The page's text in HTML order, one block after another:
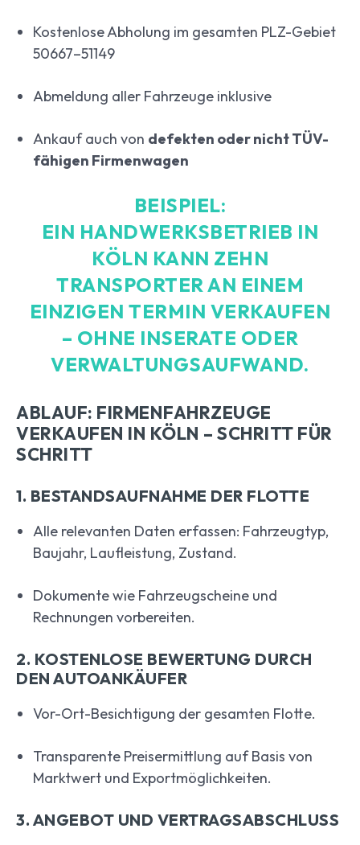
Kostenlose Abholung im gesamten PLZ-Gebiet
50667–51149
Abmeldung aller Fahrzeuge inklusive
Ankauf auch von defekten oder nicht TÜV-
fähigen Firmenwagen
BEISPIEL:
EIN HANDWERKSBETRIEB IN
KÖLN KANN ZEHN
TRANSPORTER AN EINEM
EINZIGEN TERMIN VERKAUFEN
– OHNE INSERATE ODER
VERWALTUNGSAUFWAND.
ABLAUF: FIRMENFAHRZEUGE
VERKAUFEN IN KÖLN – SCHRITT FÜR
SCHRITT
1. BESTANDSAUFNAHME DER FLOTTE
Alle relevanten Daten erfassen: Fahrzeugtyp,
Baujahr, Laufleistung, Zustand.
Dokumente wie Fahrzeugscheine und
Rechnungen vorbereiten.
2. KOSTENLOSE BEWERTUNG DURCH
DEN AUTOANKÄUFER
Vor-Ort-Besichtigung der gesamten Flotte.
Transparente Preisermittlung auf Basis von
Marktwert und Exportmöglichkeiten.
3. ANGEBOT UND VERTRAGSABSCHLUSS